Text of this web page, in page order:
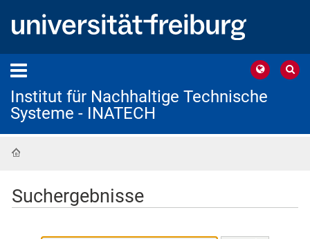
Institut für Nachhaltige Technische
Systeme - INATECH
Suchergebnisse